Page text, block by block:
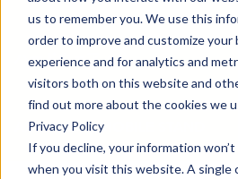
us to remember you. We use this
order to improve and customize your
experience and for analytics and
visitors both on this website and
find out more about the cookies we
Privacy Policy
If you decline, your information
when you visit this website. A single
AXESS SMG MOBILE STAND
ハードウェア